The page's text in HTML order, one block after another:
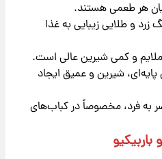
هر طعمی هستند.
و طلایی زیبایی به غذا
ملایم و کمی شیرین عالی است.
پایه‌ای، شیرین و عمیق ایجاد
به فرد، مخصوصاً در کباب‌های